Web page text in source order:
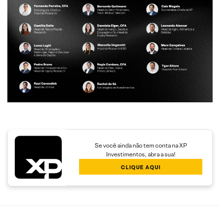
Se você ainda não tem conta na XP
Investimentos, abra a sua!
CLIQUE AQUI